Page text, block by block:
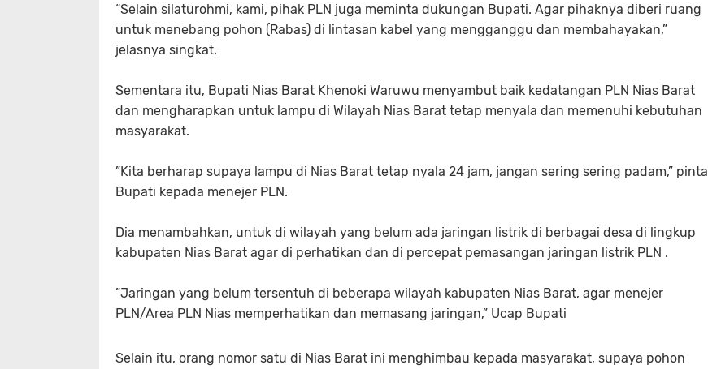
“Selain silaturohmi, kami, pihak PLN juga meminta dukungan Bupati. Agar pihaknya diberi ruang
untuk menebang pohon (Rabas) di lintasan kabel yang mengganggu dan membahayakan,”
jelasnya singkat.
Sementara itu, Bupati Nias Barat Khenoki Waruwu menyambut baik kedatangan PLN Nias Barat
dan mengharapkan untuk lampu di Wilayah Nias Barat tetap menyala dan memenuhi kebutuhan
masyarakat.
”Kita berharap supaya lampu di Nias Barat tetap nyala 24 jam, jangan sering sering padam,” pinta
Bupati kepada menejer PLN.
Dia menambahkan, untuk di wilayah yang belum ada jaringan listrik di berbagai desa di lingkup
kabupaten Nias Barat agar di perhatikan dan di percepat pemasangan jaringan listrik PLN .
”Jaringan yang belum tersentuh di beberapa wilayah kabupaten Nias Barat, agar menejer
PLN/Area PLN Nias memperhatikan dan memasang jaringan,” Ucap Bupati
Selain itu, orang nomor satu di Nias Barat ini menghimbau kepada masyarakat, supaya pohon